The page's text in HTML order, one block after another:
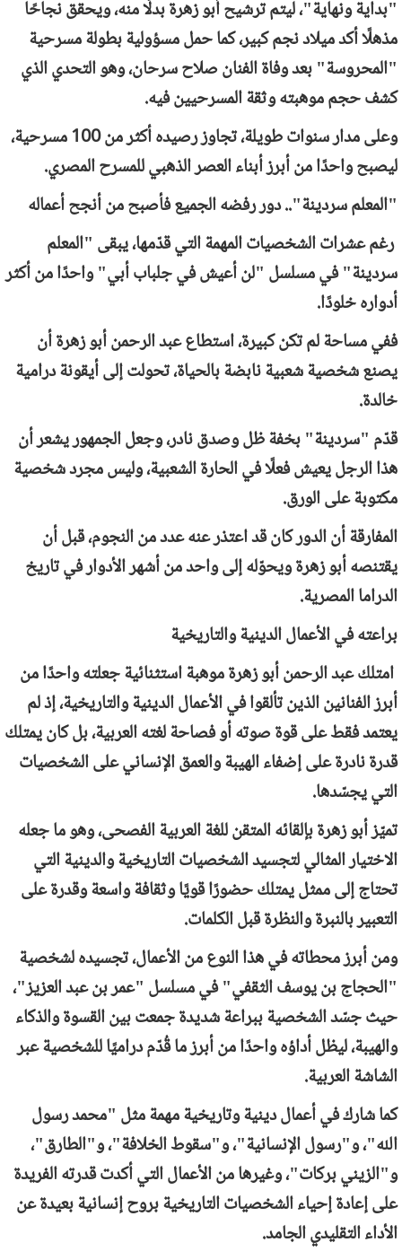
"بداية ونهاية"، ليتم ترشيح أبو زهرة بدلًا منه، ويحقق نجاحًا
مذهلًا أكد ميلاد نجم كبير، كما حمل مسؤولية بطولة مسرحية
"المحروسة" بعد وفاة الفنان صلاح سرحان، وهو التحدي الذي
كشف حجم موهبته وثقة المسرحيين فيه.
وعلى مدار سنوات طويلة، تجاوز رصيده أكثر من 100 مسرحية،
ليصبح واحدًا من أبرز أبناء العصر الذهبي للمسرح المصري.
"المعلم سردينة".. دور رفضه الجميع فأصبح من أنجح أعماله
رغم عشرات الشخصيات المهمة التي قدّمها، يبقى "المعلم
سردينة" في مسلسل "لن أعيش في جلباب أبي" واحدًا من أكثر
أدواره خلودًا.
ففي مساحة لم تكن كبيرة، استطاع عبد الرحمن أبو زهرة أن
يصنع شخصية شعبية نابضة بالحياة، تحولت إلى أيقونة درامية
خالدة.
قدّم "سردينة" بخفة ظل وصدق نادر، وجعل الجمهور يشعر أن
هذا الرجل يعيش فعلًا في الحارة الشعبية، وليس مجرد شخصية
مكتوبة على الورق.
المفارقة أن الدور كان قد اعتذر عنه عدد من النجوم، قبل أن
يقتنصه أبو زهرة ويحوّله إلى واحد من أشهر الأدوار في تاريخ
الدراما المصرية.
براعته في الأعمال الدينية والتاريخية
امتلك عبد الرحمن أبو زهرة موهبة استثنائية جعلته واحدًا من
أبرز الفنانين الذين تألقوا في الأعمال الدينية والتاريخية، إذ لم
يعتمد فقط على قوة صوته أو فصاحة لغته العربية، بل كان يمتلك
قدرة نادرة على إضفاء الهيبة والعمق الإنساني على الشخصيات
التي يجسّدها.
تميّز أبو زهرة بإلقائه المتقن للغة العربية الفصحى، وهو ما جعله
الاختيار المثالي لتجسيد الشخصيات التاريخية والدينية التي
تحتاج إلى ممثل يمتلك حضورًا قويًا وثقافة واسعة وقدرة على
التعبير بالنبرة والنظرة قبل الكلمات.
ومن أبرز محطاته في هذا النوع من الأعمال، تجسيده لشخصية
"الحجاج بن يوسف الثقفي" في مسلسل "عمر بن عبد العزيز"،
حيث جسّد الشخصية ببراعة شديدة جمعت بين القسوة والذكاء
والهيبة، ليظل أداؤه واحدًا من أبرز ما قُدّم دراميًا للشخصية عبر
الشاشة العربية.
كما شارك في أعمال دينية وتاريخية مهمة مثل "محمد رسول
الله"، و"رسول الإنسانية"، و"سقوط الخلافة"، و"الطارق"،
و"الزيني بركات"، وغيرها من الأعمال التي أكدت قدرته الفريدة
على إعادة إحياء الشخصيات التاريخية بروح إنسانية بعيدة عن
الأداء التقليدي الجامد.